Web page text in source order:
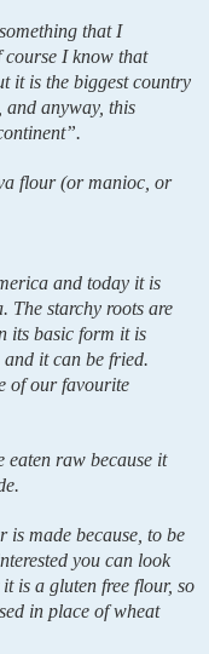
that I
I know that
it is the biggest country
anyway, this
flour (or manioc, or
and today it is
The starchy roots are
its basic form it is
it can be fried.
of our favourite
eaten raw because it
is made because, to be
you can look
is a gluten free flour, so
in place of wheat